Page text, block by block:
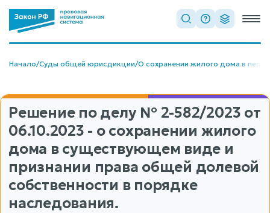
Начало/Суды общей юрисдикции/О сохранении жилого дома в
Решение по делу № 2-582/2023 от
06.10.2023 - о сохранении жилого
дома в существующем виде и
признании права общей долевой
собственности в порядке
наследования.